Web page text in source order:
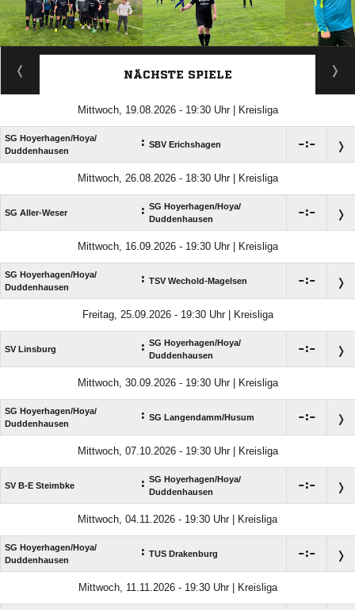
ANZEIGE
NÄCHSTE SPIELE
Mittwoch, 19.08.2026 - 19:30 Uhr | Kreisliga
SG Hoyerhagen/​Hoya/​
Duddenhausen
: SBV Erichshagen :
Mittwoch, 26.08.2026 - 18:30 Uhr | Kreisliga
SG Aller-Weser : SG Hoyerhagen/​Hoya/​
Duddenhausen
:
Mittwoch, 16.09.2026 - 19:30 Uhr | Kreisliga
SG Hoyerhagen/​Hoya/​
Duddenhausen
: TSV Wechold-Magelsen :
Freitag, 25.09.2026 - 19:30 Uhr | Kreisliga
SV Linsburg : SG Hoyerhagen/​Hoya/​
Duddenhausen
:
Mittwoch, 30.09.2026 - 19:30 Uhr | Kreisliga
SG Hoyerhagen/​Hoya/​
Duddenhausen
: SG Langendamm/​Husum :
Mittwoch, 07.10.2026 - 19:30 Uhr | Kreisliga
SV B-E Steimbke : SG Hoyerhagen/​Hoya/​
Duddenhausen
:
Mittwoch, 04.11.2026 - 19:30 Uhr | Kreisliga
SG Hoyerhagen/​Hoya/​
Duddenhausen
: TUS Drakenburg :
Mittwoch, 11.11.2026 - 19:30 Uhr | Kreisliga